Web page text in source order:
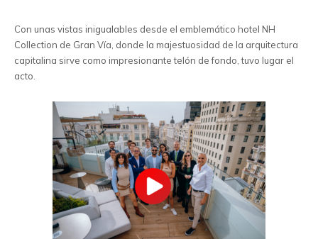
Con unas vistas inigualables desde el emblemático hotel NH
Collection de Gran Vía, donde la majestuosidad de la arquitectura
capitalina sirve como impresionante telón de fondo, tuvo lugar el
acto.